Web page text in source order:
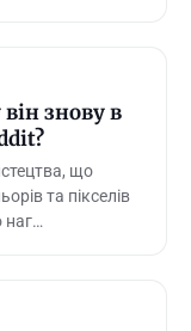
знову в
що
та пікселів
наг…